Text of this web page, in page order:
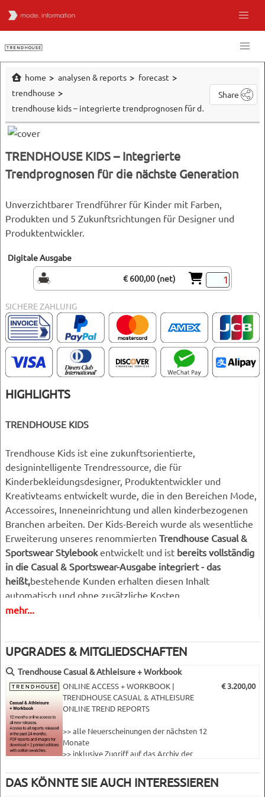
home analysen & reports
forecast
trendhouse
trendhouse kids – integrierte trendprognosen für die nächste generation
Share
TRENDHOUSE KIDS – Integrierte
Trendprognosen für die nächste Generation
Unverzichtbarer Trendführer für Kinder mit Farben,
Produkten und 5 Zukunftsrichtungen für Designer und
Produktentwickler.
Digitale Ausgabe
€ 600,00 (net)
SICHERE ZAHLUNG
HIGHLIGHTS
TRENDHOUSE KIDS
Trendhouse Kids ist eine zukunftsorientierte,
designintelligente Trendressource, die für
Kinderbekleidungsdesigner, Produktentwickler und
Kreativteams entwickelt wurde, die in den Bereichen Mode,
Accessoires, Inneneinrichtung und allen kinderbezogenen
Branchen arbeiten. Der Kids-Bereich wurde als wesentliche
Erweiterung unseres renommierten Trendhouse Casual &
Sportswear Stylebookentwickelt und ist bereits vollständig
in die Casual & Sportswear-Ausgabe integriert - das
heißt,bestehende Kunden erhalten diesen Inhalt
automatisch und ohne zusätzliche Kosten.
Als Antwort auf den globalen Wandel hin zu Komfort,
Vielseitigkeit und Wohlbefinden übersetzt unser Kids Trend
Forecast die einflussreichsten Trends der Saison für
Erwachsene und Jugendliche inklare, umsetzbare
Richtungen, die speziell auf die Altersgruppe der 6- bis 12-
Jährigen zugeschnitten sind. Jeder derfünf Kids Trend
Directions
bietet einen kompakten und dennoch
Kindern und die heutigen Markterwartungen zugeschnitten
mehr...
UPGRADES & MITGLIEDSCHAFTEN
Trendhouse Casual & Athleisure + Workbook
ONLINE ACCESS + WORKBOOK |
TRENDHOUSE CASUAL & ATHLEISURE
ONLINE TREND REPORTS
>> alle Neuerscheinungen der nächsten 12
Monate
>> inklusive Zugriff auf das Archiv der
>> Download als PDF und oder zugehörige
Dateien oder Artwork oder Bildmaterial
€ 3.200,00
DAS KÖNNTE SIE AUCH INTERESSIEREN